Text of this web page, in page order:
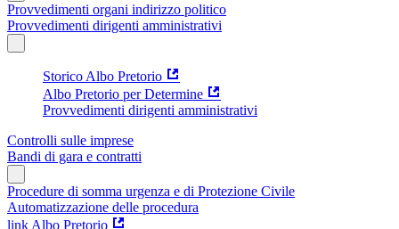
Provvedimenti organi indirizzo politico
Provvedimenti dirigenti amministrativi
Storico Albo Pretorio
Albo Pretorio per Determine
Provvedimenti dirigenti amministrativi
Controlli sulle imprese
Bandi di gara e contratti
Procedure di somma urgenza e di Protezione Civile
Automatizzazione delle procedura
link Albo Pretorio